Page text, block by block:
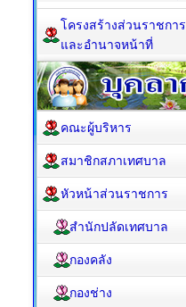
โครงสร้างส่วนราชการ
และอำนาจหน้าที่
คณะผู้บริหาร
สมาชิกสภาเทศบาล
หัวหน้าส่วนราชการ
สำนักปลัดเทศบาล
กองคลัง
กองช่าง